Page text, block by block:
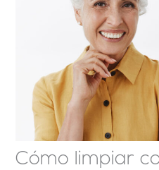
Cómo limpiar